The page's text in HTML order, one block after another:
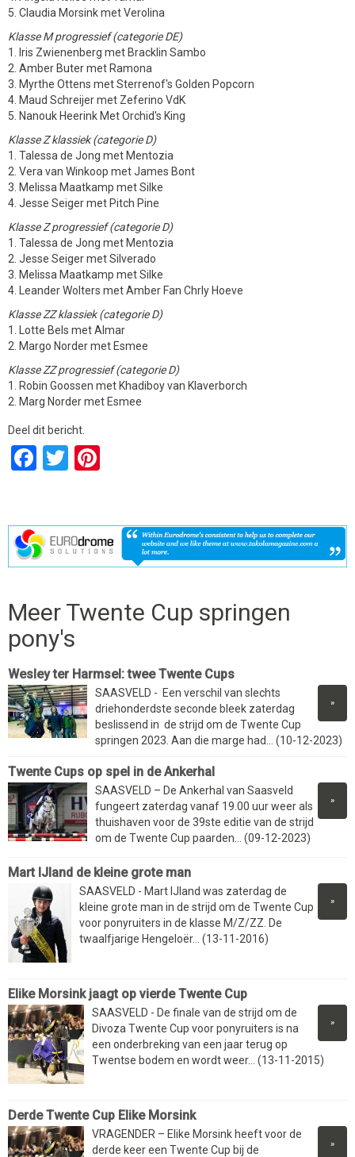
5. Claudia Morsink met Verolina
Klasse M progressief (categorie DE)
1. Iris Zwienenberg met Bracklin Sambo
2. Amber Buter met Ramona
3. Myrthe Ottens met Sterrenof's Golden Popcorn
4. Maud Schreijer met Zeferino VdK
5. Nanouk Heerink Met Orchid's King
Klasse Z klassiek (categorie D)
1. Talessa de Jong met Mentozia
2. Vera van Winkoop met James Bont
3. Melissa Maatkamp met Silke
4. Jesse Seiger met Pitch Pine
Klasse Z progressief (categorie D)
1. Talessa de Jong met Mentozia
2. Jesse Seiger met Silverado
3. Melissa Maatkamp met Silke
4. Leander Wolters met Amber Fan Chrly Hoeve
Klasse ZZ klassiek (categorie D)
1. Lotte Bels met Almar
2. Margo Norder met Esmee
Klasse ZZ progressief (categorie D)
1. Robin Goossen met Khadiboy van Klaverborch
2. Marg Norder met Esmee
Deel dit bericht.
Facebook
Twitter
Meer Twente Cup springen
pony's
Wesley ter Harmsel: twee Twente Cups
»
SAASVELD - Een verschil van slechts
driehonderdste seconde bleek zaterdag
beslissend in de strijd om de Twente Cup
springen 2023. Aan die marge had... (10-12-2023)
Twente Cups op spel in de Ankerhal
»
SAASVELD – De Ankerhal van Saasveld
fungeert zaterdag vanaf 19.00 uur weer als
thuishaven voor de 39ste editie van de strijd
om de Twente Cup paarden... (09-12-2023)
Mart IJland de kleine grote man
»
SAASVELD - Mart IJland was zaterdag de
kleine grote man in de strijd om de Twente Cup
voor ponyruiters in de klasse M/Z/ZZ. De
twaalfjarige Hengeloër... (13-11-2016)
Elike Morsink jaagt op vierde Twente Cup
»
SAASVELD - De finale van de strijd om de
Divoza Twente Cup voor ponyruiters is na
een onderbreking van een jaar terug op
Twentse bodem en wordt weer... (13-11-2015)
Derde Twente Cup Elike Morsink
»
VRAGENDER – Elike Morsink heeft voor de
derde keer een Twente Cup bij de